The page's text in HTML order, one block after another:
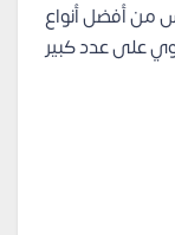
من أفضل أنواع
على عدد كبير